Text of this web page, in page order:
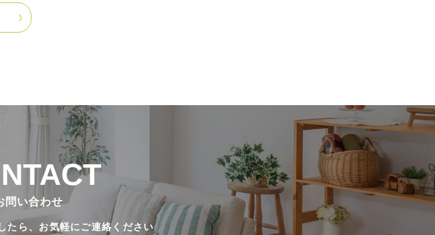
問い合わせ
たら、 お気軽にご連絡ください